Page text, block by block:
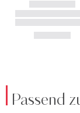
Passend